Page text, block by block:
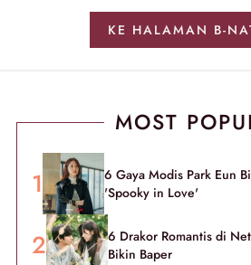
KE HALAMAN B-
MOST
6 Gaya Modis Park Eun
'Spooky in Love'
6 Drakor Romantis di
Bikin Baper